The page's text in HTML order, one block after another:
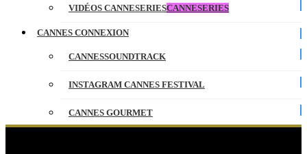
VIDÉOS CANNESERIESCANNESERIES
CANNES CONNEXION
CANNESSOUNDTRACK
INSTAGRAM CANNES FESTIVAL
CANNES GOURMET